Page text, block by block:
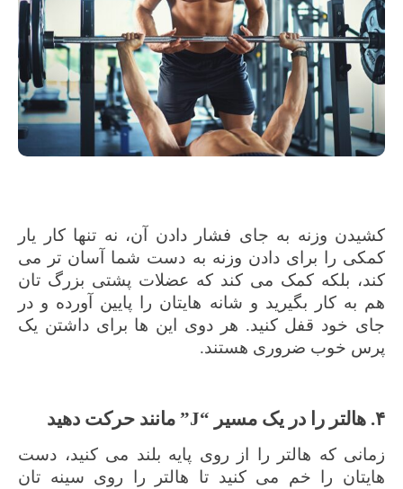
کشیدن وزنه به جای فشار دادن آن، نه تنها کار یار
کمکی را برای دادن وزنه به دست شما آسان تر می
کند، بلکه کمک می کند که عضلات پشتی بزرگ تان
هم به کار بگیرید و شانه هایتان را پایین آورده و در
جای خود قفل کنید. هر دوی این ها برای داشتن یک
پرس خوب ضروری هستند.
۴. هالتر را در یک مسیر “
J
” مانند حرکت دهید
زمانی که هالتر را از روی پایه بلند می کنید، دست
هایتان را خم می کنید تا هالتر را روی سینه تان